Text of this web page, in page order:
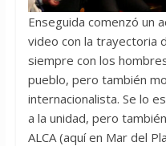
Enseguida comenzó un
video con la trayectoria
siempre con los
pueblo, pero también
internacionalista. Se lo
a la unidad, pero
ALCA (aquí en Mar del